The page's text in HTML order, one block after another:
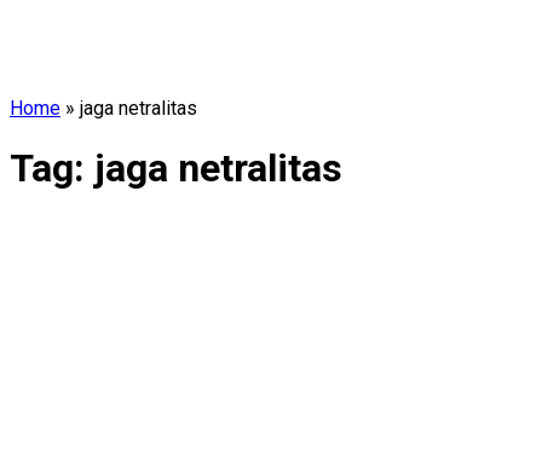
Home » jaga netralitas
Tag: jaga netralitas